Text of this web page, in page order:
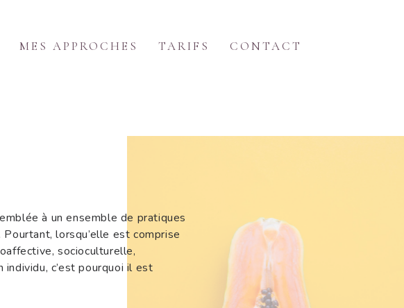
MES APPROCHES TARIFS CONTACT
à un ensemble de pratiques
lorsqu’elle est comprise
socioculturelle,
c’est pourquoi il est